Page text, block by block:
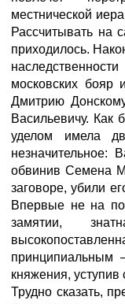
местнической
Рассчитывать на
приходилось.
московских бояр
Дмитрию
Васильевичу. Как
уделом имела
незначительное:
обвинив Семена
заговоре, убили
Впервые не на
замятии,
принципиальным
княжения, уступив
Трудно сказать,